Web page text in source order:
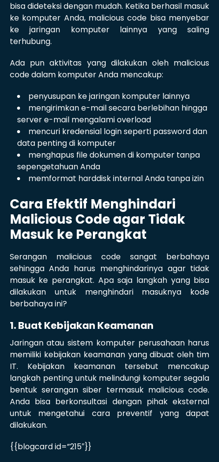
bisa dideteksi dengan mudah. Ketika berhasil masuk
ke komputer Anda, malicious code bisa menyebar
ke jaringan komputer lainnya yang saling
terhubung.
Ada pun aktivitas yang dilakukan oleh malicious
code dalam komputer Anda mencakup:
penyusupan ke jaringan komputer lainnya
mengirimkan e-mail secara berlebihan hingga
server e-mail mengalami overload
mencuri kredensial login seperti password dan
data penting di komputer
menghapus file dokumen di komputer tanpa
sepengetahuan Anda
memformat harddisk internal Anda tanpa izin
Cara Efektif Menghindari
Malicious Code agar Tidak
Masuk ke Perangkat
Serangan malicious code sangat berbahaya
sehingga Anda harus menghindarinya agar tidak
masuk ke perangkat. Apa saja langkah yang bisa
dilakukan untuk menghindari masuknya kode
berbahaya ini?
1. Buat Kebijakan Keamanan
Jaringan atau sistem komputer perusahaan harus
memiliki kebijakan keamanan yang dibuat oleh tim
IT. Kebijakan keamanan tersebut mencakup
langkah penting untuk melindungi komputer segala
bentuk serangan siber termasuk malicious code.
Anda bisa berkonsultasi dengan pihak eksternal
untuk mengetahui cara preventif yang dapat
dilakukan.
{{blogcard id=”215″}}